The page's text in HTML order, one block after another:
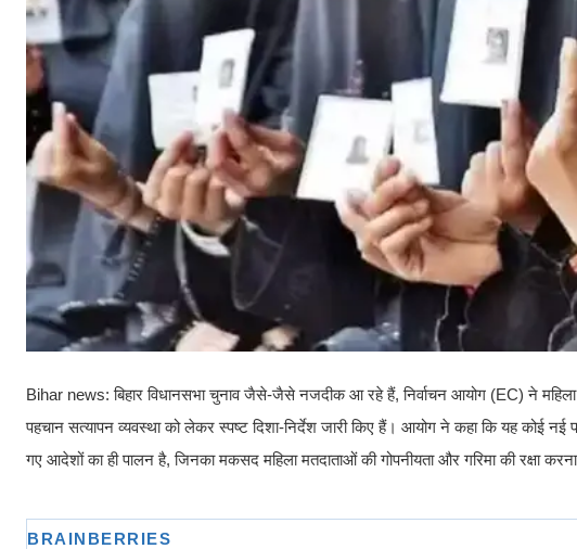
Bihar news: बिहार विधानसभा चुनाव जैसे-जैसे नजदीक आ रहे हैं, निर्वाचन आयोग (EC) ने
पहचान सत्यापन व्यवस्था को लेकर स्पष्ट दिशा-निर्देश जारी किए हैं। आयोग ने कहा कि यह कोई
गए आदेशों का ही पालन है, जिनका मकसद महिला मतदाताओं की गोपनीयता और गरिमा की रक्षा